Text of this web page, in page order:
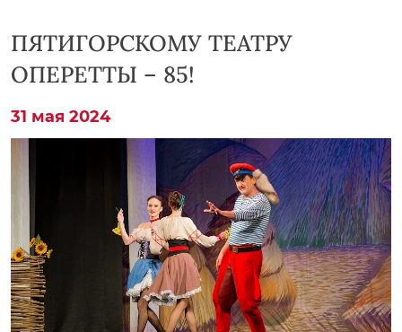
ПЯТИГОРСКОМУ ТЕАТРУ
ОПЕРЕТТЫ – 85!
31 мая 2024